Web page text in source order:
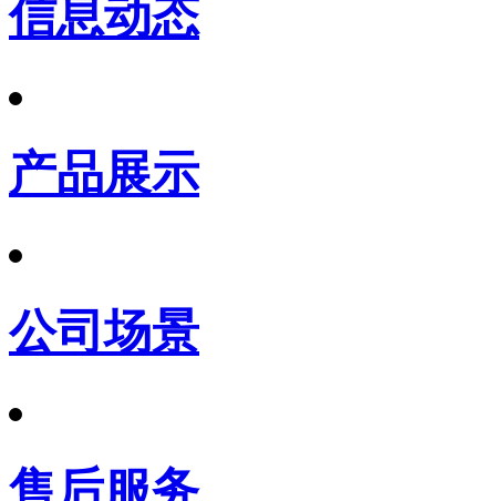
信息动态
产品展示
公司场景
售后服务